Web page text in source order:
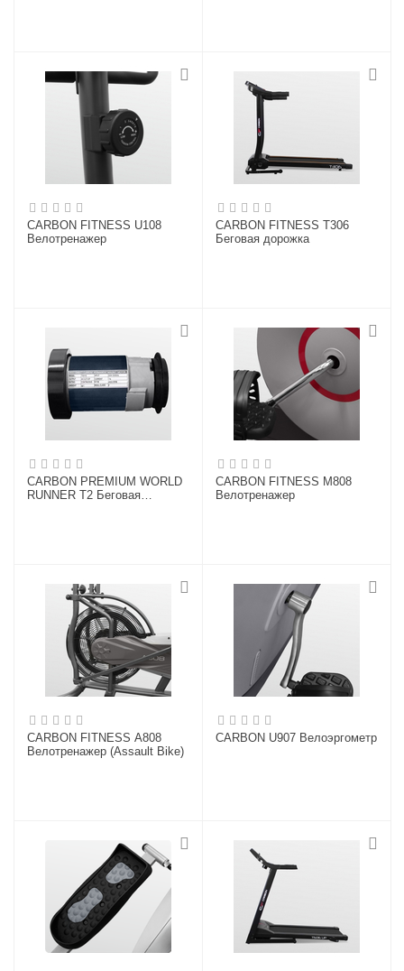
CARBON FITNESS U108
Велотренажер
CARBON FITNESS T306
Беговая дорожка
CARBON PREMIUM WORLD
RUNNER T2 Беговая
CARBON FITNESS M808
Велотренажер
CARBON FITNESS A808
Велотренажер (Assault Bike)
CARBON U907 Велоэргометр